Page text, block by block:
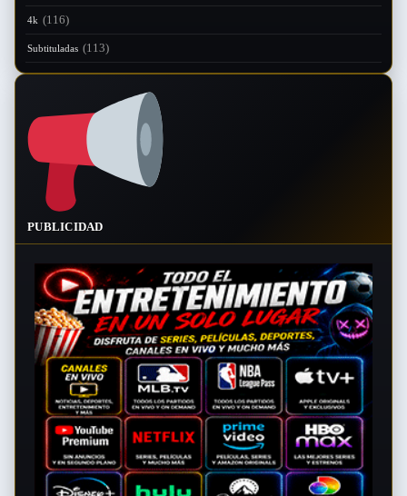
4k (116)
Subtituladas (113)
PUBLICIDAD